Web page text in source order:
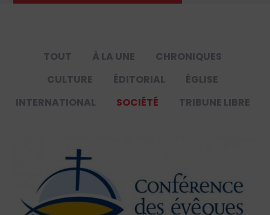
TOUT À LA UNE
CHRONIQUES
CULTURE
ÉDITORIAL
ÉGLISE
INTERNATIONAL
SOCIÉTÉ TRIBUNE LIBRE